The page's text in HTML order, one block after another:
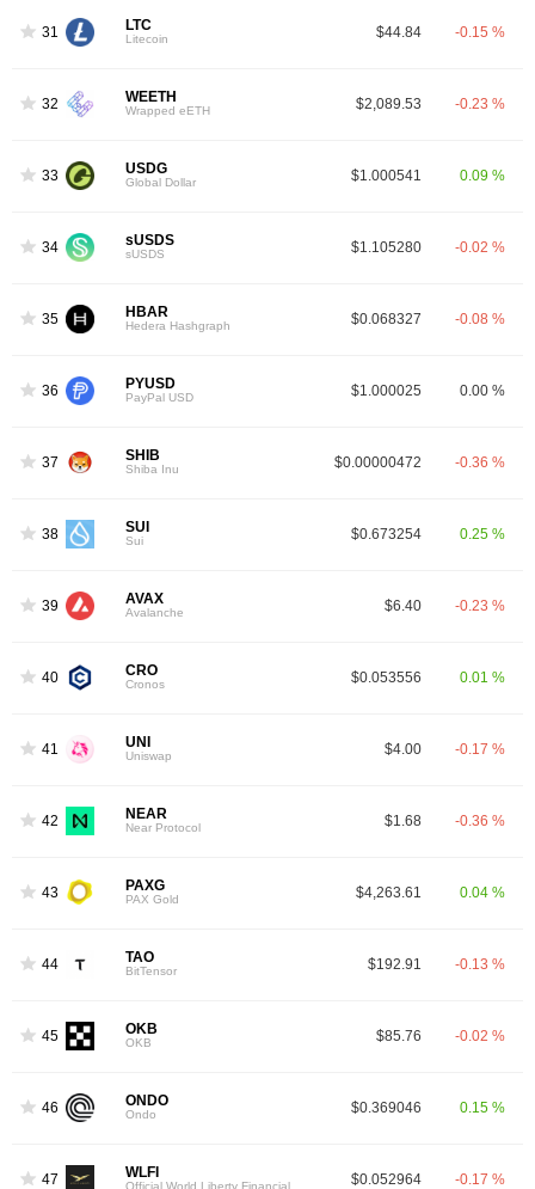
31 LTC
Litecoin $44.84 -0.15 %
32 WEETH
Wrapped eETH $2,089.53 -0.23 %
33 USDG
Global Dollar $1.000541 0.09 %
34 sUSDS
sUSDS $1.105280 -0.02 %
35 HBAR
Hedera Hashgraph $0.068327 -0.08 %
36 PYUSD
PayPal USD $1.000025 0.00 %
37 SHIB
Shiba Inu $0.00000472 -0.36 %
38 SUI
Sui $0.673254 0.25 %
39 AVAX
Avalanche $6.40 -0.23 %
40 CRO
Cronos $0.053556 0.01 %
41 UNI
Uniswap $4.00 -0.17 %
42 NEAR
Near Protocol $1.68 -0.36 %
43 PAXG
PAX Gold $4,263.61 0.04 %
44 TAO
BitTensor $192.91 -0.13 %
45 OKB
OKB $85.76 -0.02 %
46 ONDO
Ondo $0.369046 0.15 %
47 WLFI
Official World Liberty Financial $0.052964 -0.17 %